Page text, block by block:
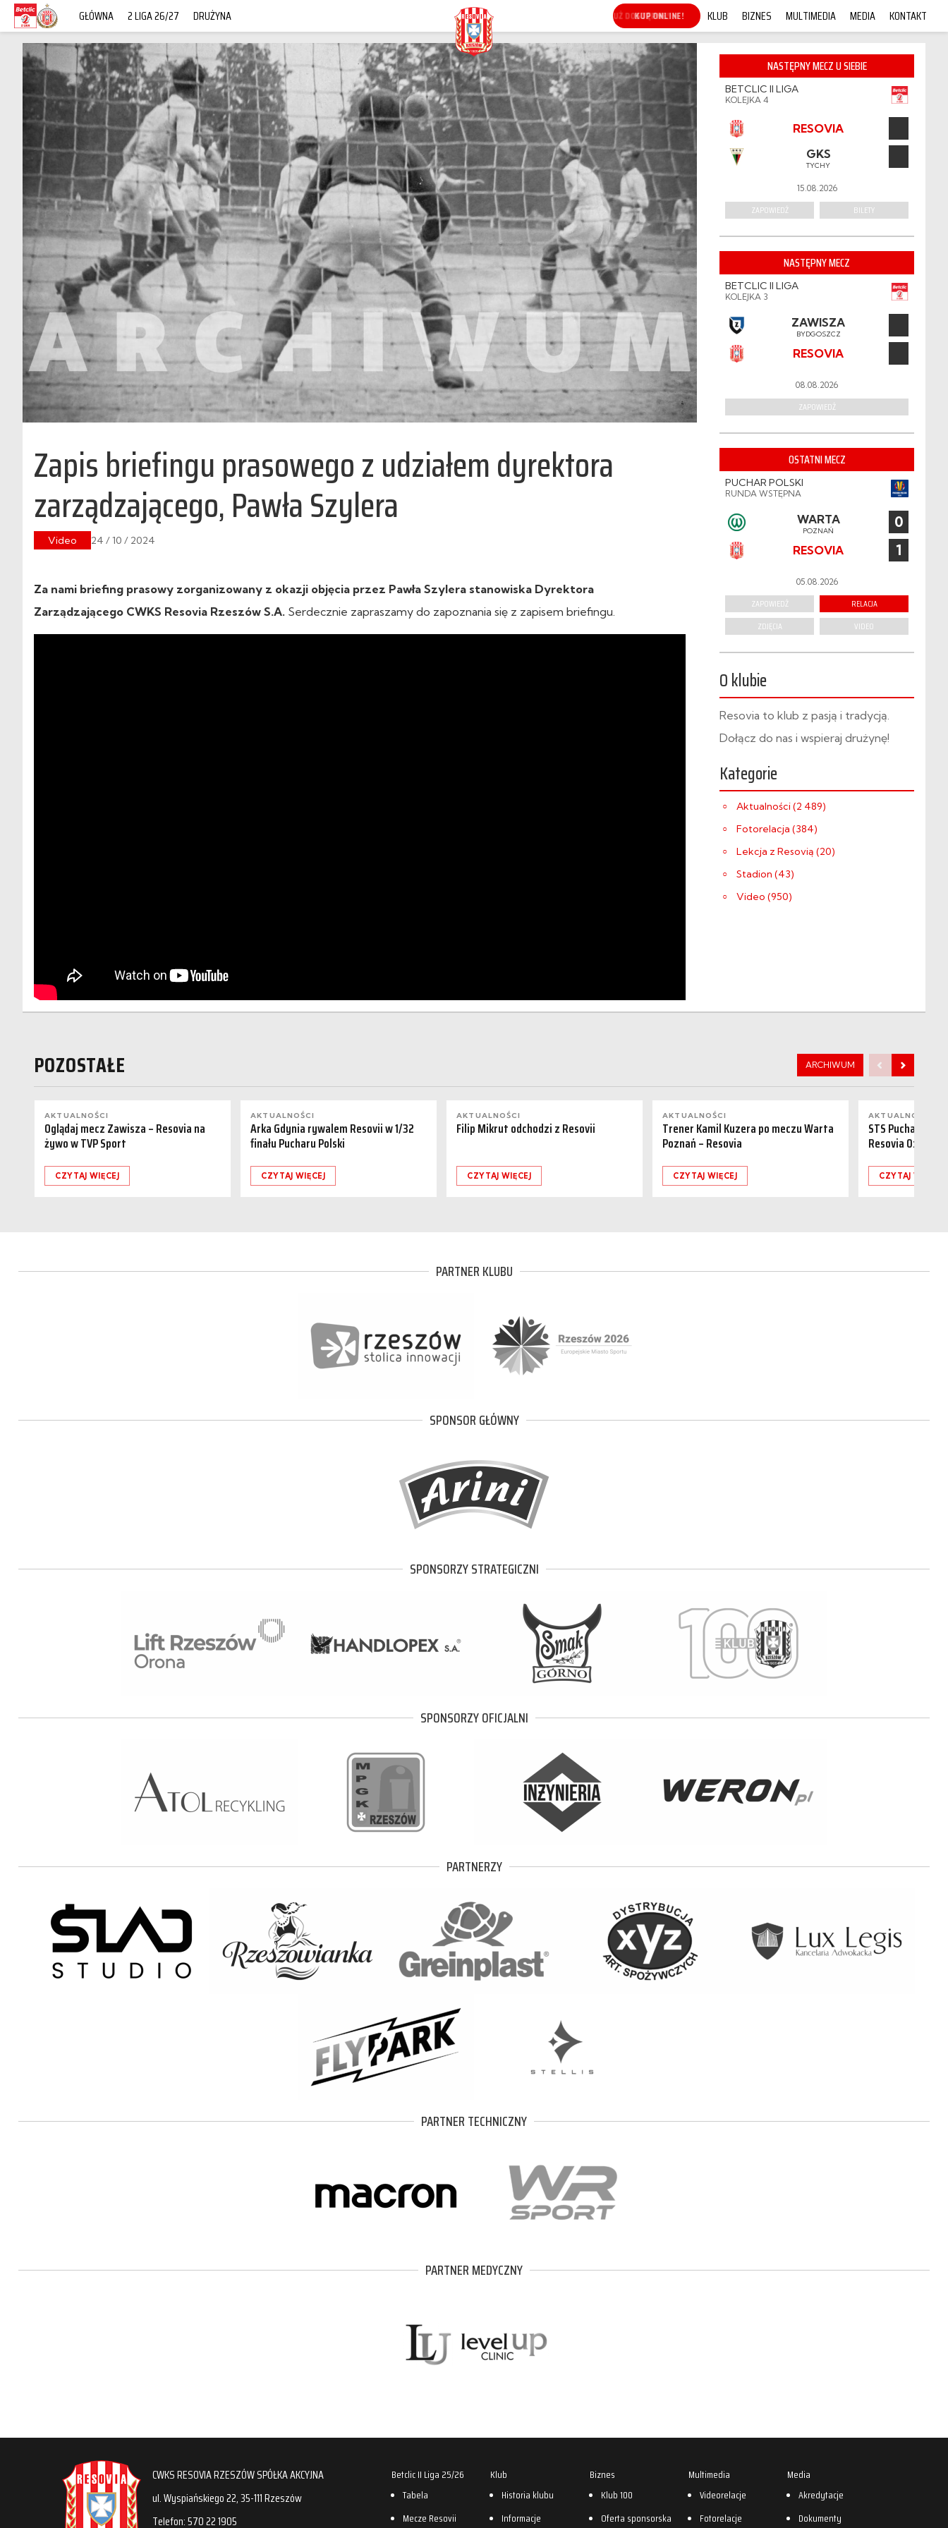
GŁÓWNA 2 LIGA 26/27 DRUŻYNA KUP ONLINE! KLUB BIZNES MULTIMEDIA MEDIA KONTAKT
Zapis briefingu prasowego z udziałem dyrektora
zarządzającego, Pawła Szylera
Video 24 / 10 / 2024
Za nami briefing prasowy zorganizowany z okazji objęcia przez Pawła Szylera stanowiska Dyrektora
Zarządzającego CWKS Resovia Rzeszów S.A. Serdecznie zapraszamy do zapoznania się z zapisem briefingu.
NASTĘPNY MECZ U SIEBIE
BETCLIC II LIGA
KOLEJKA 4
RESOVIA
GKS
TYCHY
15.08.2026
ZAPOWIEDŹ BILETY
NASTĘPNY MECZ
BETCLIC II LIGA
KOLEJKA 3
ZAWISZA
BYDGOSZCZ
RESOVIA
08.08.2026
ZAPOWIEDŹ
OSTATNI MECZ
PUCHAR POLSKI
RUNDA WSTĘPNA
WARTA
POZNAŃ 0
RESOVIA 1
05.08.2026
ZAPOWIEDŹ
RELACJA
ZDJĘCIA
VIDEO
O klubie
Resovia to klub z pasją i tradycją.
Dołącz do nas i wspieraj drużynę!
Kategorie
Aktualności (2 489)
Fotorelacja (384)
Lekcja z Resovią (20)
Stadion (43)
Video (950)
POZOSTAŁE ARCHIWUM
AKTUALNOŚCI
Oglądaj mecz Zawisza – Resovia na
żywo w TVP Sport
CZYTAJ WIĘCEJ
AKTUALNOŚCI
Arka Gdynia rywalem Resovii w 1/32
finału Pucharu Polski
CZYTAJ WIĘCEJ
AKTUALNOŚCI
Filip Mikrut odchodzi z Resovii
CZYTAJ WIĘCEJ
AKTUALNOŚCI
Trener Kamil Kuzera po meczu Warta
Poznań – Resovia
CZYTAJ WIĘCEJ
AKTUALNOŚCI
STS Puchar
Resovia 0:1
CZYTAJ WIĘCEJ
PARTNER KLUBU
SPONSOR GŁÓWNY
SPONSORZY STRATEGICZNI
SPONSORZY OFICJALNI
PARTNERZY
PARTNER TECHNICZNY
PARTNER MEDYCZNY
CWKS RESOVIA RZESZÓW SPÓŁKA AKCYJNA
ul. Wyspiańskiego 22, 35-111 Rzeszów
Telefon: 570 22 1905
Betclic II Liga 25/26
Tabela
Mecze Resovii
Klub
Historia klubu
Informacje
Biznes
Klub 100
Oferta sponsorska
Multimedia
Videorelacje
Fotorelacje
Media
Akredytacje
Dokumenty